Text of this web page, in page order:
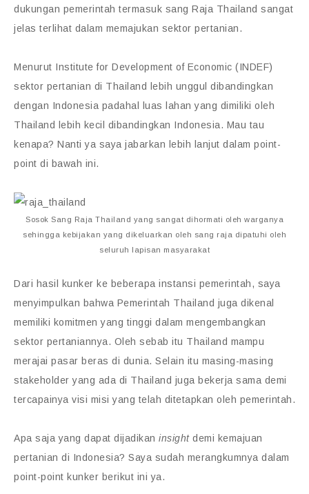
dukungan pemerintah termasuk sang Raja Thailand sangat
jelas terlihat dalam memajukan sektor pertanian.
Menurut Institute for Development of Economic (INDEF)
sektor pertanian di Thailand lebih unggul dibandingkan
dengan Indonesia padahal luas lahan yang dimiliki oleh
Thailand lebih kecil dibandingkan Indonesia. Mau tau
kenapa? Nanti ya saya jabarkan lebih lanjut dalam point-
point di bawah ini.
Sosok Sang Raja Thailand yang sangat dihormati oleh warganya
sehingga kebijakan yang dikeluarkan oleh sang raja dipatuhi oleh
seluruh lapisan masyarakat
Dari hasil kunker ke beberapa instansi pemerintah, saya
menyimpulkan bahwa Pemerintah Thailand juga dikenal
memiliki komitmen yang tinggi dalam mengembangkan
sektor pertaniannya. Oleh sebab itu Thailand mampu
merajai pasar beras di dunia. Selain itu masing-masing
stakeholder yang ada di Thailand juga bekerja sama demi
tercapainya visi misi yang telah ditetapkan oleh pemerintah.
Apa saja yang dapat dijadikan insightdemi kemajuan
pertanian di Indonesia? Saya sudah merangkumnya dalam
point-point kunker berikut ini ya.